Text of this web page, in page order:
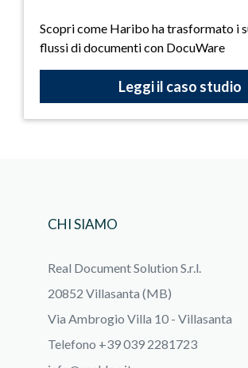
Scopri come Haribo ha trasformato i
flussi di documenti con DocuWare
Leggi il caso studio
CHI SIAMO
Real Document Solution S.r.l.
20852 Villasanta (MB)
Via Ambrogio Villa 10 - Villasanta
Telefono +39 039 2281723